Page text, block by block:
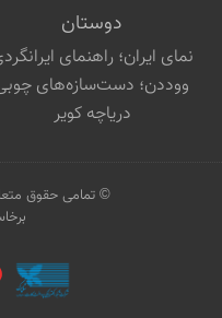
دوستان
نمای ایران؛ راهنمای
ووددن؛ دست‌سازه‌های
دریاچه کویر
© تمامی حقوق